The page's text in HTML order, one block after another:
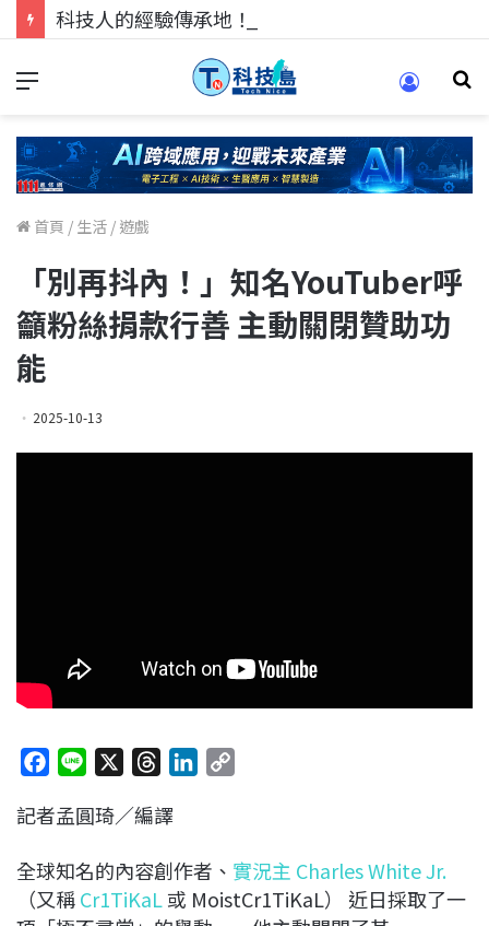
首頁 / 生活 / 遊戲
「別再抖內！」知名YouTuber呼
籲粉絲捐款行善 主動關閉贊助功
能
2025-10-13
c
b
o
n
r
a
d
e
d
L
i
記者孟圓琦／編譯
全球知名的內容創作者、 實況主 Charles White Jr.
（又稱Cr1TiKaL或 MoistCr1TiKaL） 近日採取了一